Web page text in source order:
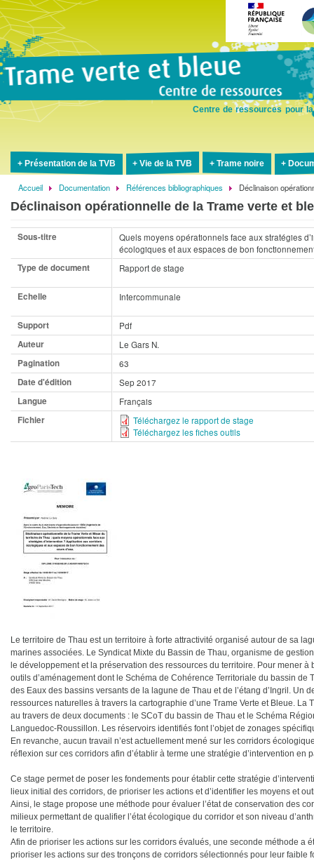
Centre de ressources pour
Présentation de la TVB Vie de la TVB Trame noire
Fil
d'Ariane
Accueil Documentation Références bibliographiques Déclinaison
Déclinaison opérationnelle de la Trame verte et
Sous-titre
Quels moyens opérationnels face aux stratégies
écologiques et aux espaces de bon
Type de document
Rapport de stage
Echelle Intercommunale
Support
Pdf
Auteur
Le Gars N.
Pagination
63
Date d'édition
Sep 2017
Langue
Français
Fichier
Téléchargez le rapport de stage
Téléchargez les fiches outils
Le territoire de Thau est un territoire à forte attractivité organisé autour de sa
marines associées. Le Syndicat Mixte du Bassin de Thau, organisme de
le développement et la préservation des ressources du territoire. Pour mener
outils d’aménagement dont le Schéma de Cohérence Territoriale du bassin de
des Eaux des bassins versants de la lagune de Thau et de l’étang d’Ingril. Un
ressources naturelles à travers la cartographie d’une Trame Verte et Bleue. La
au travers de deux documents : le SCoT du bassin de Thau et le Schéma
Languedoc-Roussillon. Les réservoirs identifiés font l’objet de zonages
En revanche, aucun travail n’est actuellement mené sur les corridors
réflexion sur ces corridors afin d’établir à terme une stratégie d’intervention en
Ce stage permet de poser les fondements pour établir cette stratégie
lieux initial des corridors, de prioriser les actions et d’identifier les moyens et
Ainsi, le stage propose une méthode pour évaluer l’état de conservation des
milieux permettant de qualifier l’état écologique du corridor et son niveau
le territoire.
Afin de prioriser les actions sur les corridors évalués, une seconde méthode a
prioriser les actions sur des tronçons de corridors sélectionnés pour leur faible